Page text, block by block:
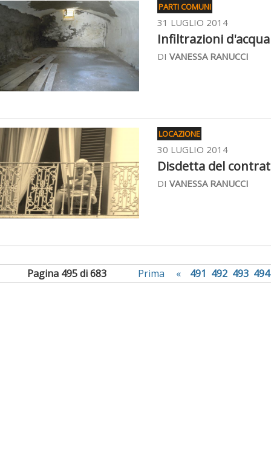
PARTI COMUNI
31 LUGLIO 2014
Infiltrazioni
DI VANESSA RANUCCI
LOCAZIONE
30 LUGLIO 2014
Disdetta del
DI VANESSA RANUCCI
Pagina 495 di 683 Prima « 491 492 493 494